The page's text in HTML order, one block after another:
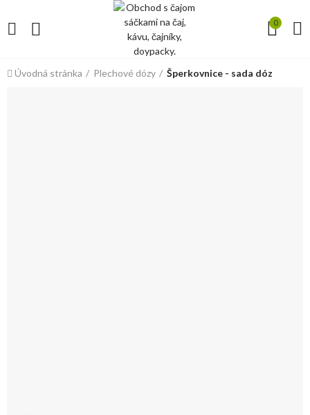
0
Úvodná stránka Plechové dózy Šperkovnice - sada dóz